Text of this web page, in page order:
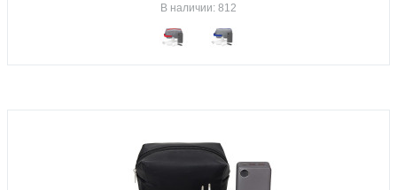
В наличии: 812